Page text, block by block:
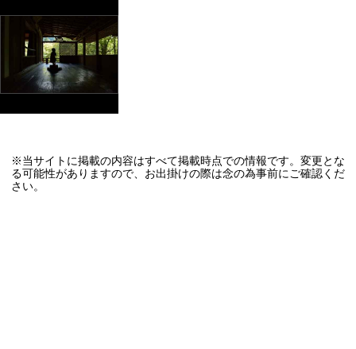
※当サイトに掲載の内容はすべて掲載時点での情報です。変更とな
る可能性がありますので、お出掛けの際は念の為事前にご確認くだ
さい。